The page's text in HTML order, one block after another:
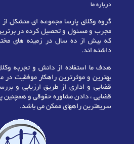
درباره ما
گروه وکلای پارسا مجموعه ای متشکل
مجرب و مسئول و تحصیل کرده در
که بیش از ده سال در زمینه های
داشته اند.
هدف ما استفاده از دانش و تجربه
بهترین و موثرترین راهکار موفقیت
قضایی و اداری از طریق ارزیابی و
قضایی ، دادن مشاوره حقوقی و همچنین
سریعترین راههای ممکن می باشد.